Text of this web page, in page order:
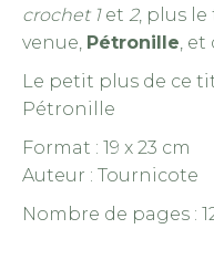
crochet 1 et 2, plus
venue, Pétronille ,
Le petit plus de ce
Pétronille
Format : 19 x 23 cm
Auteur : Tournicote
Nombre de pages :